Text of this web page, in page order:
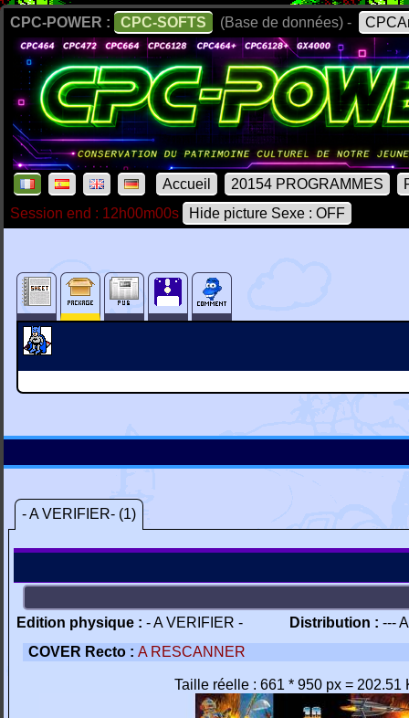
CPC-POWER : CPC-SOFTS (Base de données) -
Accueil 20154 PROGRAMMES
Session end : 12h00m00s
Hide picture Sexe : OFF
- A VERIFIER- (1)
Edition physique : - A VERIFIER - Distribution : ---
COVER Recto : A RESCANNER
Taille réelle : 661 * 950 px = 202.51